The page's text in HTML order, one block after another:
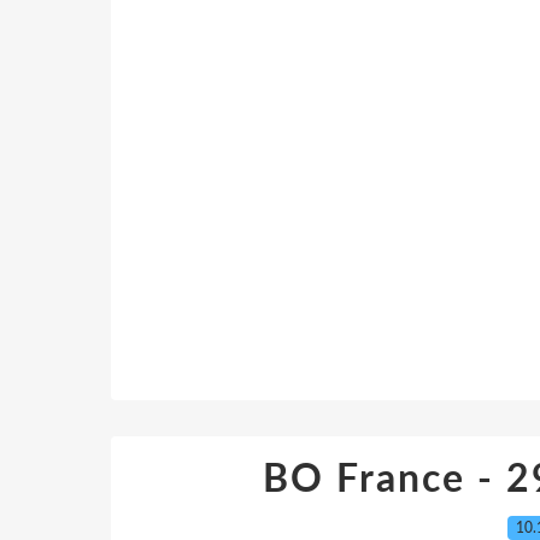
BO France -